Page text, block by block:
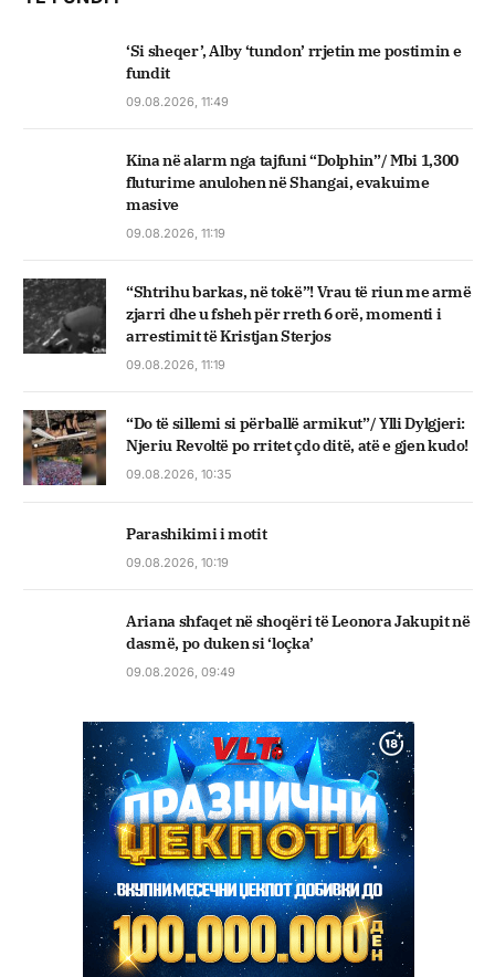
‘Si sheqer’, Alby ‘tundon’ rrjetin me postimin e
fundit
09.08.2026, 11:49
Kina në alarm nga tajfuni “Dolphin”/ Mbi 1,300
fluturime anulohen në Shangai, evakuime
masive
09.08.2026, 11:19
“Shtrihu barkas, në tokë”! Vrau të riun me armë
zjarri dhe u fsheh për rreth 6 orë, momenti i
arrestimit të Kristjan Sterjos
09.08.2026, 11:19
“Do të sillemi si përballë armikut”/ Ylli Dylgjeri:
Njeriu Revoltë po rritet çdo ditë, atë e gjen kudo!
09.08.2026, 10:35
Parashikimi i motit
09.08.2026, 10:19
Ariana shfaqet në shoqëri të Leonora Jakupit në
dasmë, po duken si ‘loçka’
09.08.2026, 09:49